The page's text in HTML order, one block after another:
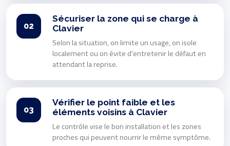
02
Sécuriser la zone qui se charge à
Clavier
Selon la situation, on limite un usage, on isole
localement ou on évite d'entretenir le défaut en
attendant la reprise.
03
Vérifier le point faible et les
éléments voisins à Clavier
Le contrôle vise le bon installation et les zones
proches qui peuvent nourrir le même symptôme.